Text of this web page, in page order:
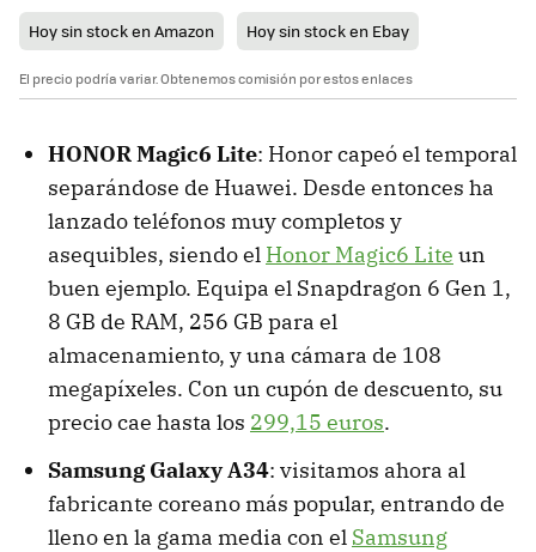
Hoy sin stock en Amazon Hoy sin stock en Ebay
El precio podría variar. Obtenemos comisión por estos enlaces
HONOR Magic6 Lite: Honor capeó el temporal
separándose de Huawei. Desde entonces ha
lanzado teléfonos muy completos y
asequibles, siendo el Honor Magic6 Lite un
buen ejemplo. Equipa el Snapdragon 6 Gen 1,
8 GB de RAM, 256 GB para el
almacenamiento, y una cámara de 108
megapíxeles. Con un cupón de descuento, su
precio cae hasta los 299,15 euros.
Samsung Galaxy A34: visitamos ahora al
fabricante coreano más popular, entrando de
lleno en la gama media con el Samsung